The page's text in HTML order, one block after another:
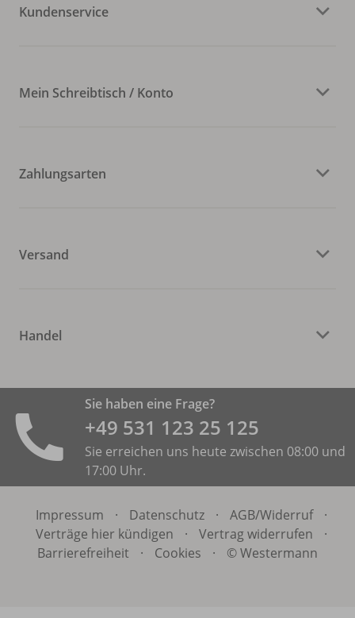
Kundenservice
Mein Schreibtisch / Konto
Zahlungsarten
Versand
Handel
Sie haben eine Frage?
+49 531 ­123 25 125
Sie erreichen uns heute zwischen 08:00 und
17:00 Uhr.
Impressum · Datenschutz · AGB/Widerruf
·
Verträge hier kündigen
· Vertrag widerrufen
·
Barrierefreiheit
· Cookies · © Westermann